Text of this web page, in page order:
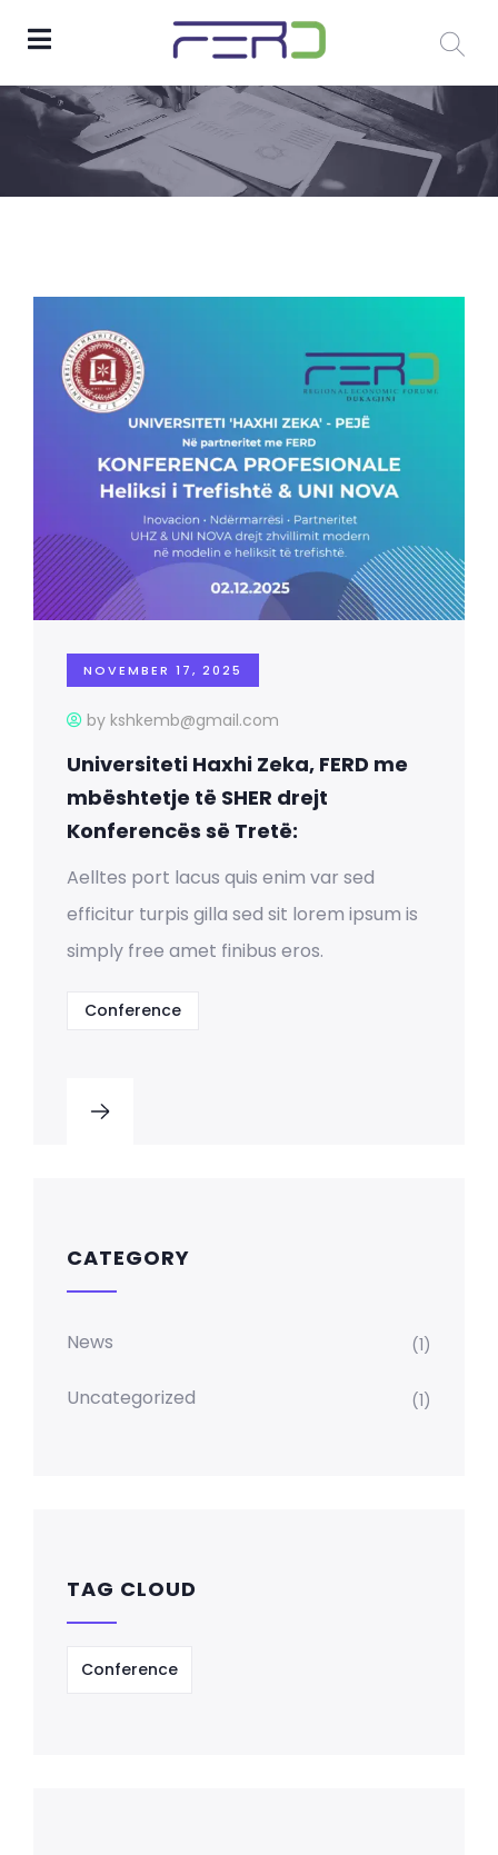
NOVEMBER 17, 2025
by kshkemb@gmail.com
Universiteti Haxhi Zeka, FERD me
mbështetje të SHER drejt
Konferencës së Tretë:
Aelltes port lacus quis enim var sed
efficitur turpis gilla sed sit lorem ipsum is
simply free amet finibus eros.
Conference
CATEGORY
News (1)
Uncategorized (1)
TAG CLOUD
Conference